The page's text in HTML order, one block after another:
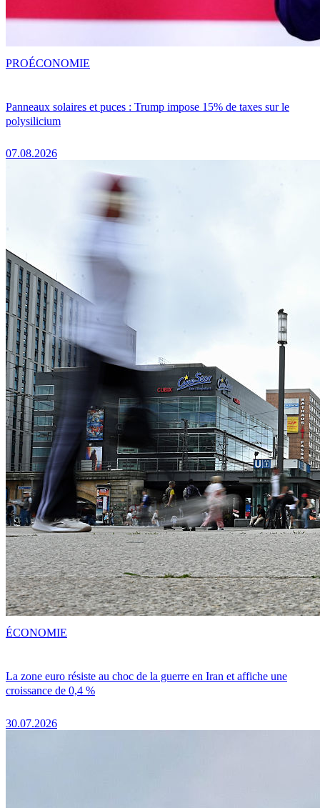
Panneaux solaires et puces : Trump impose 15% de taxes sur le
polysilicium
07.08.2026
PROÉCONOMIE
La zone euro résiste au choc de la guerre en Iran et affiche une
croissance de 0,4 %
30.07.2026
ÉCONOMIE